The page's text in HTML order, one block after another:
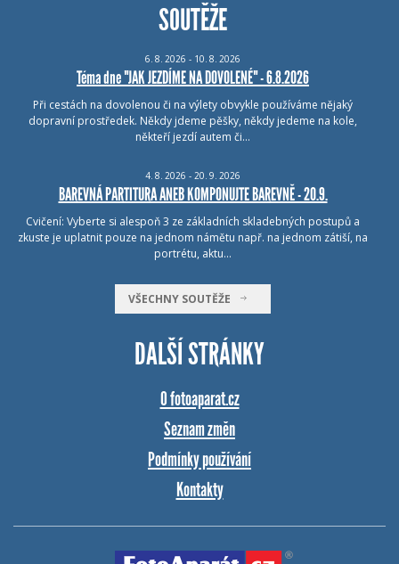
SOUTĚŽE
6. 8. 2026 - 10. 8. 2026
Téma dne "JAK JEZDÍME NA DOVOLENÉ" - 6.8.2026
Při cestách na dovolenou či na výlety obvykle používáme nějaký
dopravní prostředek. Někdy jdeme pěšky, někdy jedeme na kole,
někteří jezdí autem či…
4. 8. 2026 - 20. 9. 2026
BAREVNÁ PARTITURA ANEB KOMPONUJTE BAREVNĚ - 20.9.
Cvičení: Vyberte si alespoň 3 ze základních skladebných postupů a
zkuste je uplatnit pouze na jednom námětu např. na jednom zátiší, na
portrétu, aktu…
VŠECHNY SOUTĚŽE
DALŠÍ STRÁNKY
O fotoaparat.cz
Seznam změn
Podmínky používání
Kontakty